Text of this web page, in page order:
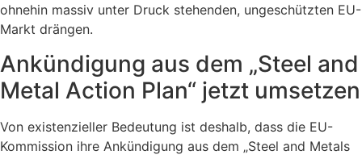
ohnehin massiv unter Druck stehenden, ungeschützten EU-
Markt drängen.
Ankündigung aus dem „Steel and
Metal Action Plan“ jetzt umsetzen
Von existenzieller Bedeutung ist deshalb, dass die EU-
Kommission ihre Ankündigung aus dem „Steel and Metals